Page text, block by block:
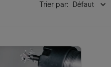
Trier par: Défaut